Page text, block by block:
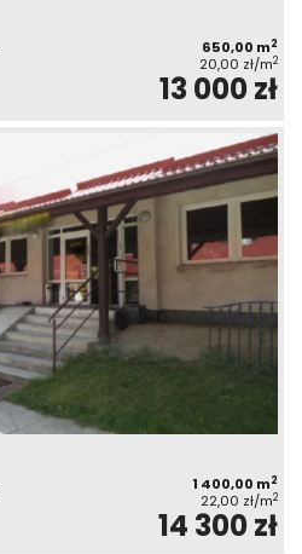
650,00 m2
20,00 zł/m2
13 000 zł
1 400,00 m2
22,00 zł/m2
14 300 zł